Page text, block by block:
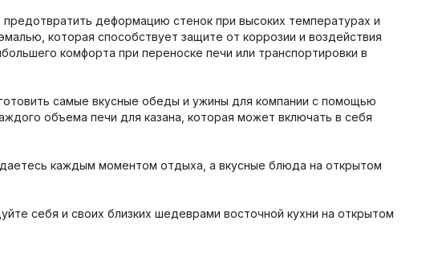
предотвратить деформацию стенок при высоких температурах и
которая способствует защите от коррозии и воздействия
комфорта при переноске печи или транспортировки в
самые вкусные обеды и ужины для компании с помощью
объема печи для казана, которая может включать в себя
каждым моментом отдыха, а вкусные блюда на открытом
себя и своих близких шедеврами восточной кухни на открытом